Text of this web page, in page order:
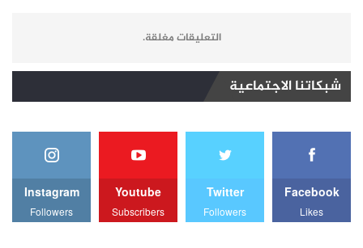
التعليقات مغلقة.
شبكاتنا الاجتماعية
Facebook
Likes
Twitter
Followers
Youtube
Subscribers
Instagram
Followers